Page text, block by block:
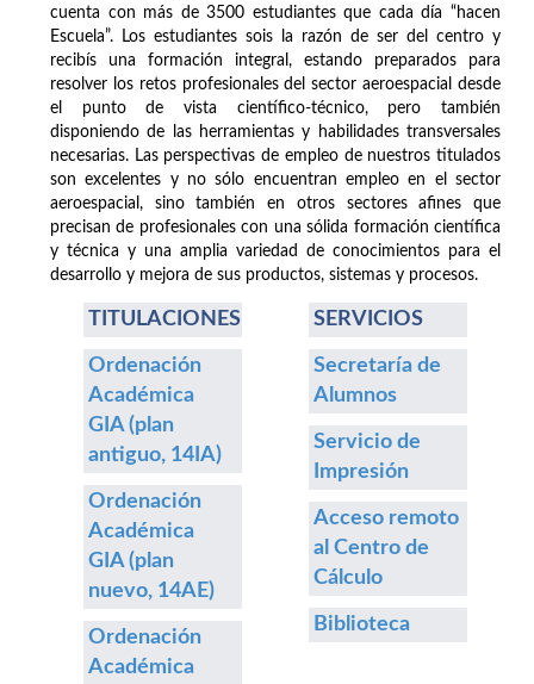
cuenta con más de 3500 estudiantes que cada día “hacen
Escuela”. Los estudiantes sois la razón de ser del centro y
recibís una formación integral, estando preparados para
resolver los retos profesionales del sector aeroespacial desde
el punto de vista científico-técnico, pero también
disponiendo de las herramientas y habilidades transversales
necesarias. Las perspectivas de empleo de nuestros titulados
son excelentes y no sólo encuentran empleo en el sector
aeroespacial, sino también en otros sectores afines que
precisan de profesionales con una sólida formación científica
y técnica y una amplia variedad de conocimientos para el
desarrollo y mejora de sus productos, sistemas y procesos.
TITULACIONES
Ordenación
Académica
GIA (plan
antiguo, 14IA)
Ordenación
Académica
GIA (plan
nuevo, 14AE)
Ordenación
Académica
SERVICIOS
Secretaría de
Alumnos
Servicio de
Impresión
Acceso remoto
al Centro de
Cálculo
Biblioteca